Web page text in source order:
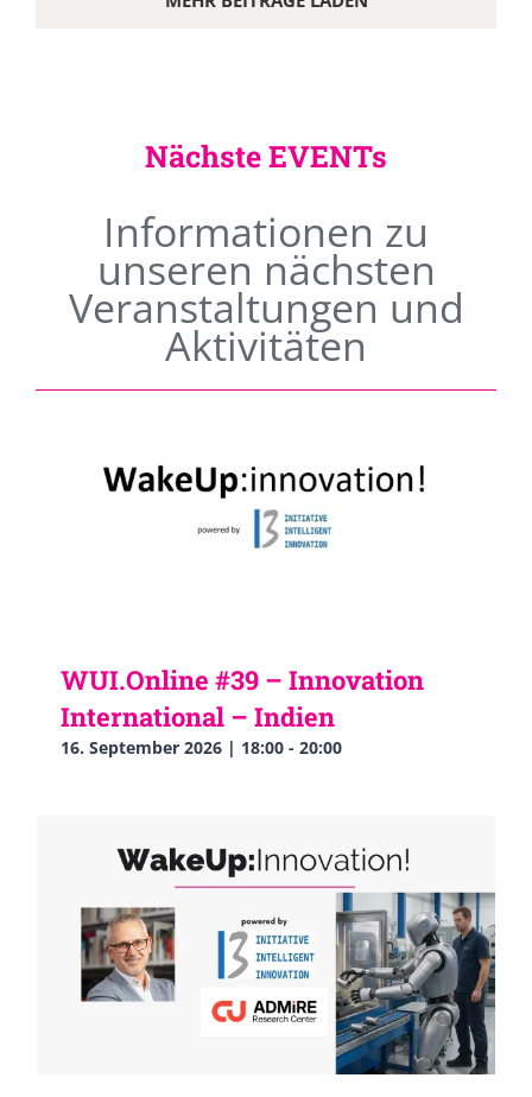
Nächste EVENTs
Informationen zu
unseren nächsten
Veranstaltungen und
Aktivitäten
WUI.Online #39 – Innovation
International – Indien
16. September 2026 | 18:00 - 20:00